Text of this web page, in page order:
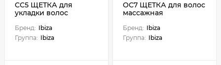
CC5 ЩЕТКА для
укладки волос
керамическая,
диаметр 75 мм
Бренд: Ibiza
Группа: Ibiza
OC7 ЩЕТКА для волос
массажная
Бренд: Ibiza
Группа: Ibiza